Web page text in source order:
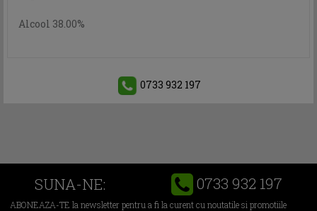
Alcool 38.00%
0733 932 197
SUNA-NE: 0733 932 197
ABONEAZA-TE la newsletter pentru a fi la curent cu noutatile si promotiile